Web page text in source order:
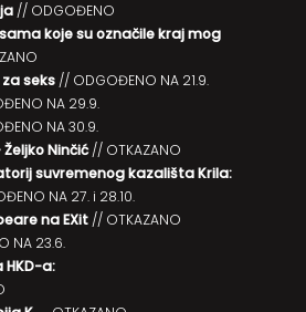
// ODGOĐENO
koje su označile kraj mog
seks // ODGOĐENO NA 21.9.
NA 29.9.
NA 30.9.
Ninčić// OTKAZANO
suvremenog kazališta Krila:
NA 27. i 28.10.
na EXit // OTKAZANO
NA 23.6.
a: